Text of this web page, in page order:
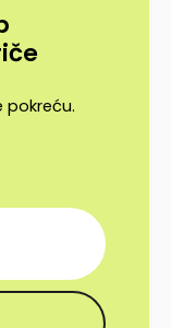
pokreću.